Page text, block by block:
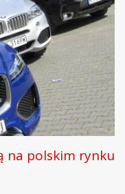
na polskim rynku